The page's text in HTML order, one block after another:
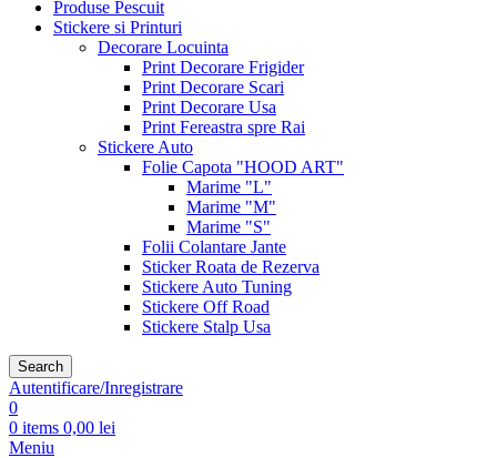
Produse Pescuit
Stickere si Printuri
Decorare Locuinta
Print Decorare Frigider
Print Decorare Scari
Print Decorare Usa
Print Fereastra spre Rai
Stickere Auto
Folie Capota "HOOD ART"
Marime "L"
Marime "M"
Marime "S"
Folii Colantare Jante
Sticker Roata de Rezerva
Stickere Auto Tuning
Stickere Off Road
Stickere Stalp Usa
Search
Autentificare/Inregistrare
0
0 items 0,00 lei
Meniu